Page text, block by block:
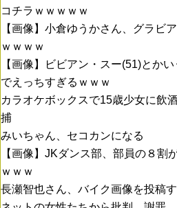
コチラｗｗｗｗｗ
【画像】小倉ゆうかさん、グラビ
ｗｗｗｗ
【画像】ビビアン・スー(51)とか
でえっちすぎるｗｗｗ
カラオケボックスで15歳少女に飲
捕
みいちゃん、セコカンになる
【画像】JKダンス部、部員の８割
ｗｗｗ
長瀬智也さん、バイク画像を投稿